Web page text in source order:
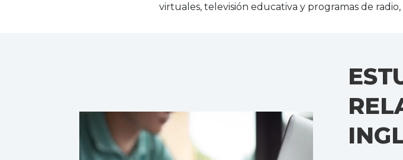
virtuales, televisión educativa y programas de